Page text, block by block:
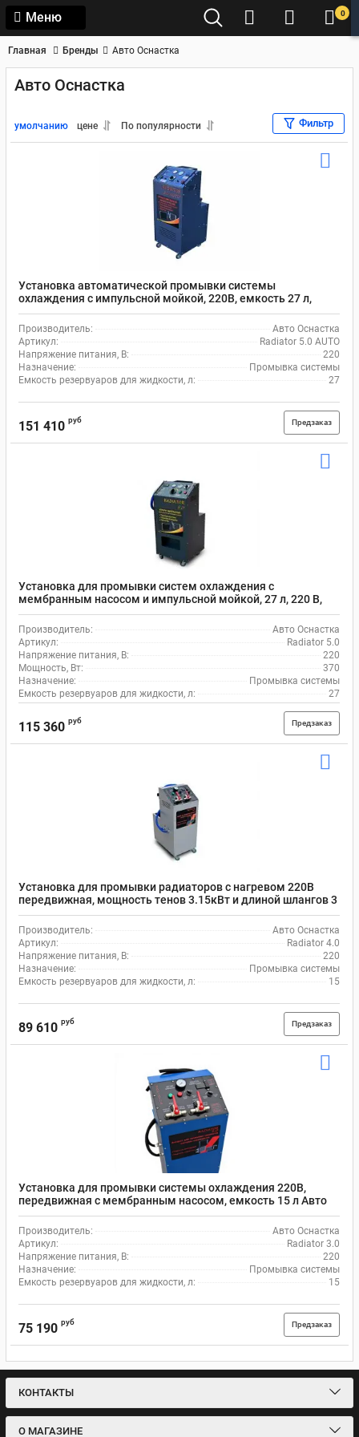
Меню 0
Главная Бренды Авто Оснастка
Авто Оснастка
умолчанию цене По популярности Фильтр
Установка автоматической промывки системы
охлаждения с импульсной мойкой, 220В, емкость 27 л,
Radiator 5.0 AUTO
Производитель:
Авто Оснастка
Артикул:
Radiator 5.0 AUTO
Напряжение питания, В:
220
Назначение:
Промывка системы
Емкость резервуаров для жидкости, л:
27
151 410 руб Предзаказ
Установка для промывки систем охлаждения с
мембранным насосом и импульсной мойкой, 27 л, 220 В,
Авто Оснастка Radiator 5.0
Производитель:
Авто Оснастка
Артикул:
Radiator 5.0
Напряжение питания, В:
220
Мощность, Вт:
370
Назначение:
Промывка системы
Емкость резервуаров для жидкости, л:
27
115 360 руб Предзаказ
Установка для промывки радиаторов с нагревом 220В
передвижная, мощность тенов 3.15кВт и длиной шлангов 3
м, Radiator 4.0
Производитель:
Авто Оснастка
Артикул:
Radiator 4.0
Напряжение питания, В:
220
Назначение:
Промывка системы
Емкость резервуаров для жидкости, л:
15
89 610 руб Предзаказ
Установка для промывки системы охлаждения 220В,
передвижная с мембранным насосом, емкость 15 л Авто
Оснастка Radiator 3.0
Производитель:
Авто Оснастка
Артикул:
Radiator 3.0
Напряжение питания, В:
220
Назначение:
Промывка системы
Емкость резервуаров для жидкости, л:
15
75 190 руб Предзаказ
КОНТАКТЫ
О МАГАЗИНЕ